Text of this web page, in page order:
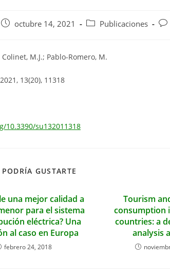
Publicación
entrada:
octubre 14, 2021
Categoría
entrada:
Publicaciones
M.J.; Pablo-Romero, M.
13(20), 11318
10.3390/su132011318
GUSTARTE
una mejor calidad a
para el sistema
eléctrica? Una
al caso en Europa
febrero 24, 2018
Tourism
consumption
countries: a
analysis